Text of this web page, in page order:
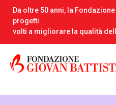
Da oltre 50 anni, la
progetti
volti a migliorare la qualità